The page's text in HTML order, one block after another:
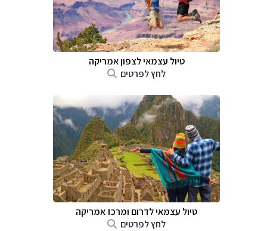
טיול עצמאי לצפון אמריקה
לחץ לפרטים
טיול עצמאי לדרום ומרכז אמריקה
לחץ לפרטים